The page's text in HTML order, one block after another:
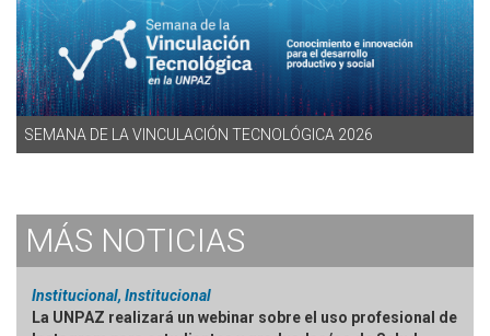
SEMANA DE LA VINCULACIÓN TECNOLÓGICA 2026
MÁS NOTICIAS
Institucional, Institucional
La UNPAZ realizará un webinar sobre el uso profesional de